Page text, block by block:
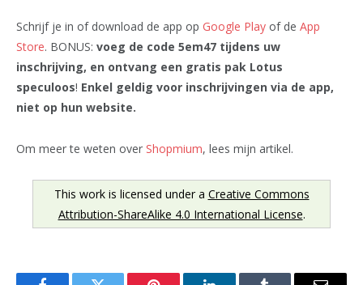
Schrijf je in of download de app op Google Play of de App
Store. BONUS: voeg de code 5em47 tijdens uw
inschrijving, en ontvang een gratis pak Lotus
speculoos! Enkel geldig voor inschrijvingen via de app,
niet op hun website.
Om meer te weten over Shopmium, lees mijn artikel.
This work is licensed under a Creative Commons
Attribution-ShareAlike 4.0 International License.